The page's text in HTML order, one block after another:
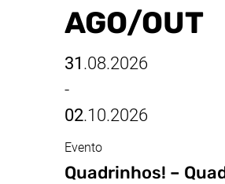
AGO/​OUT
31 .08.2026
-
02.10.2026
ago/out,
Quadrinhos! –
Evento